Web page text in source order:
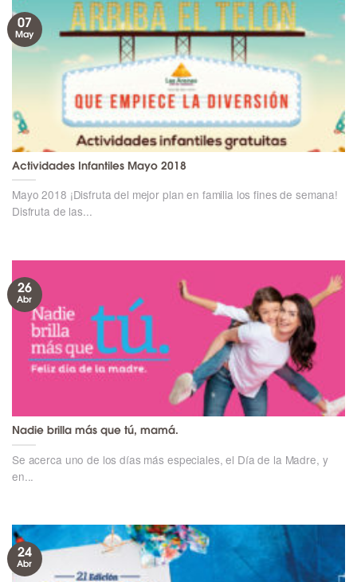
Actividades Infantiles Mayo 2018
Mayo 2018 ¡Disfruta del mejor plan en familia los fines de semana!
Disfruta de las...
07
May
Nadie brilla más que tú, mamá.
Se acerca uno de los días más especiales, el Día de la Madre, y
en...
26
Abr
24
Abr